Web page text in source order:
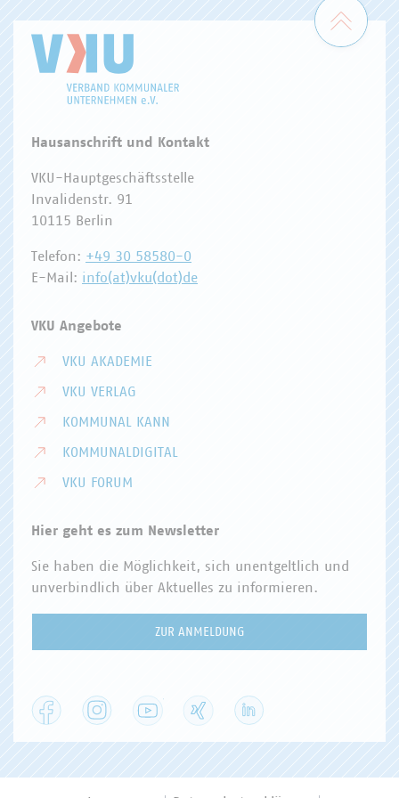
Zum
Hausanschrift und Kontakt
VKU-Hauptgeschäftsstelle
Invalidenstr. 91
10115 Berlin
Telefon: +49 30 58580-0
E-Mail: info(at)vku(dot)de
VKU Angebote
VKU AKADEMIE
VKU VERLAG
KOMMUNAL KANN
KOMMUNALDIGITAL
VKU FORUM
Hier geht es zum Newsletter
Sie haben die Möglichkeit, sich unentgeltlich und
unverbindlich über Aktuelles zu informieren.
ZUR ANMELDUNG
Facebook Instagram YouTube